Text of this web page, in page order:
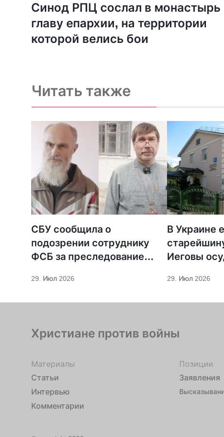
Синод РПЦ сослал в монастырь
главу епархии, на территории
которой велись бои
Читать также
СБУ сообщила о
подозрении сотруднику
ФСБ за преследование
29. Июл 2026
В Украине
Иеговы
29. Июл 2026
Христиане против войны
Материалы
Статьи
Интервью
Комментарии
Позиции
Заявления